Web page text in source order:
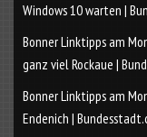
Windows 10 warten |
Bonner Linktipps am
ganz viel Rockaue |
Bonner Linktipps am
Endenich |